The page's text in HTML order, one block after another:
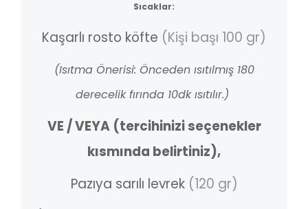
Sıcaklar:
Kaşarlı rosto köfte (Kişi başı 100 gr)
(Isıtma Önerisi: Önceden ısıtılmış 180
derecelik fırında 10dk ısıtılır.)
VE / VEYA (tercihinizi seçenekler
kısmında belirtiniz),
Pazıya sarılı levrek (120 gr)